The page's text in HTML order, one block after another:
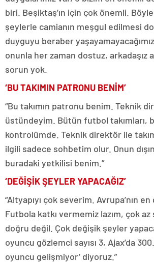
biri. Beşiktaş’ın için çok önemli.
şeylerle camianın meşgul edilmesi
duyguyu beraber
onunla her zaman dostuz, arkadaşız
sorun yok.
‘BU TAKIMIN PATRONU BENİM’
“Bu takımın patronu benim. Teknik
üstündeyim. Bütün futbol takımları,
kontrolümde. Teknik direktör ile
ilgili sadece sohbetim olur. Onun
buradaki yetkilisi benim.”
‘DEĞİŞİK ŞEYLER YAPACAĞIZ’
“Altyapıyı çok severim. Avrupa’nın
Futbola katkı vermemiz lazım, çok az
doğru değil. Çok değişik şeyler
oyuncu gözlemci sayısı 3, Ajax’da
oyuncu gelişmiyor’ diyoruz.”